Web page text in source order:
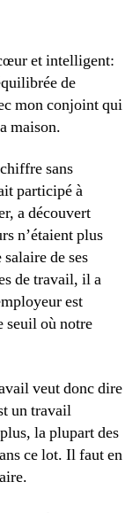
et intelligent:
de
mon conjoint qui
maison.
sans
participé à
a découvert
n’étaient plus
de ses
de travail, il a
est
seuil où notre
veut donc dire
un travail
la plupart des
ce lot. Il faut en